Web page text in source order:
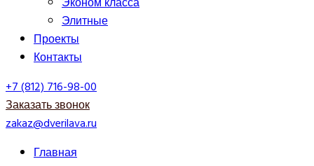
Элитные
Проекты
Контакты
+7 (812) 716-98-00
Заказать звонок
zakaz@dverilava.ru
Главная